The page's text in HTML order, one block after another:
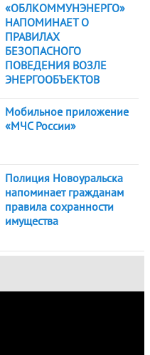
«ОБЛКОММУНЭНЕРГО»
НАПОМИНАЕТ О
ПРАВИЛАХ
БЕЗОПАСНОГО
ПОВЕДЕНИЯ ВОЗЛЕ
ЭНЕРГООБЪЕКТОВ
Мобильное приложение
«МЧС России»
Полиция Новоуральска
напоминает гражданам
правила сохранности
имущества